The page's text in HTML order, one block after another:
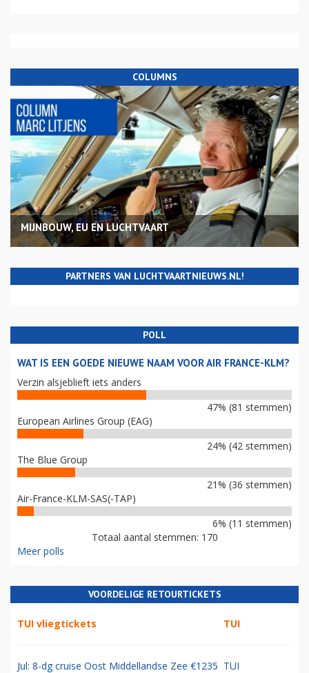
COLUMNS
MIJNBOUW, EU EN LUCHTVAART
PARTNERS VAN LUCHTVAARTNIEUWS.NL!
POLL
WAT IS EEN GOEDE NIEUWE NAAM VOOR AIR FRANCE-KLM?
Verzin alsjeblieft iets anders
47% (81 stemmen)
European Airlines Group (EAG)
24% (42 stemmen)
The Blue Group
21% (36 stemmen)
Air-France-KLM-SAS(-TAP)
6% (11 stemmen)
Totaal aantal stemmen: 170
Meer polls
VOORDELIGE RETOURTICKETS
TUI vliegtickets TUI
Jul: 8-dg cruise Oost Middellandse Zee €1235 TUI